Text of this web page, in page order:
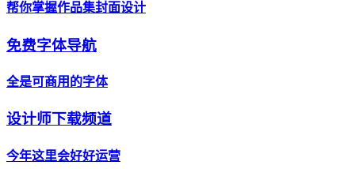
帮你掌握作品集封面设计
免费字体导航
全是可商用的字体
设计师下载频道
今年这里会好好运营